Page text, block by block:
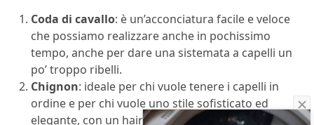
Coda di cavallo: è un’acconciatura facile e veloce
che possiamo realizzare anche in pochissimo
tempo, anche per dare una sistemata a capelli un
po’ troppo ribelli.
Chignon: ideale per chi vuole tenere i capelli in
ordine e per chi vuole uno stile sofisticato ed
elegante, con un hairstyle semplice e di sicuro